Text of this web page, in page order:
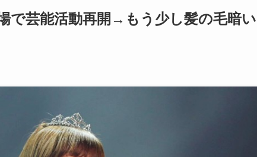
で芸能活動再開→もう少し髪の毛暗い